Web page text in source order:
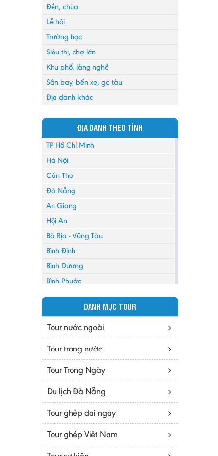
Đền, chùa
Lễ hội
Trường học
Siêu thị, chợ lớn
Khu phố, làng nghề
Sân bay, bến xe, ga tàu
Địa danh khác
ĐỊA DANH THEO TỈNH
TP Hồ Chí Minh
Hà Nội
Cần Thơ
Đà Nẵng
An Giang
Hội An
Bà Rịa - Vũng Tàu
Bình Định
Bình Dương
Bình Phước
Bình Thuận
Bắc Giang
Bắc Ninh
Bến Tre
Cà mau
Cao Bằng
Daknông
Đồng Nai
Đồng Tháp
DANH MỤC TOUR
Tour nước ngoài
Tour trong nước
Tour Trong Ngày
Du lịch Đà Nẵng
Tour ghép dài ngày
Tour ghép Việt Nam